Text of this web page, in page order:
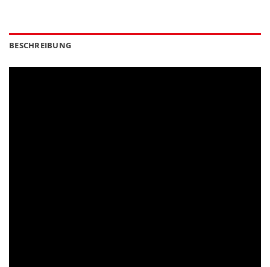
BESCHREIBUNG